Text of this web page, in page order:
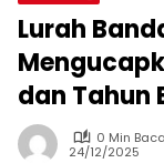
Lurah
dan Tahun
0 Min Baca
24/12/2025